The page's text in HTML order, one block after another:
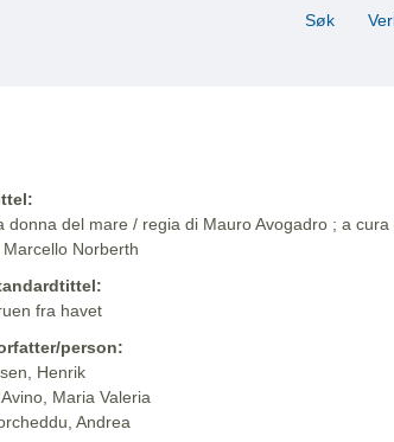
Søk
donna del mare / regia di Mauro Avogadro ; a
Marcello Norberth
fra havet
person:
Henrik
Maria Valeria
Andrea